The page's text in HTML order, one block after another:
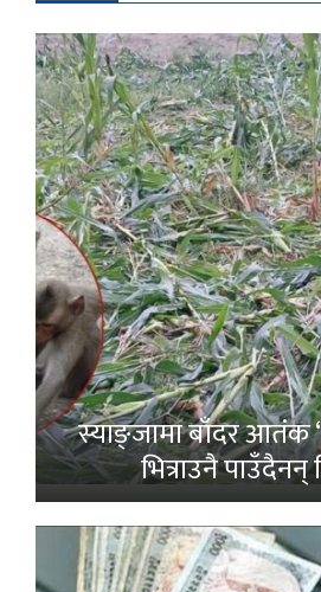
स्याङ्जामा बाँदर आतंक
भित्राउनै पाउँदैनन्